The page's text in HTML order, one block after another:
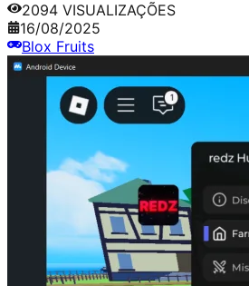
2094 VISUALIZAÇÕES
16/08/2025
Blox Fruits